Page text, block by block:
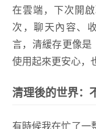
在雲端，下次開
次，聊天內容、
言，清緩存更像
使用起來更安心，
清理後的世界：
有時候我在忙了一